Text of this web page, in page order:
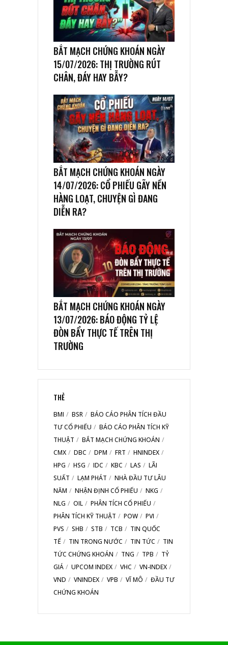
BẮT MẠCH CHỨNG KHOÁN NGÀY
15/07/2026: THỊ TRƯỜNG RÚT
CHÂN, ĐÁY HAY BẪY?
BẮT MẠCH CHỨNG KHOÁN NGÀY
14/07/2026: CỔ PHIẾU GÃY NỀN
HÀNG LOẠT, CHUYỆN GÌ ĐANG
DIỄN RA?
BẮT MẠCH CHỨNG KHOÁN NGÀY
13/07/2026: BÁO ĐỘNG TỶ LỆ
ĐÒN BẨY THỰC TẾ TRÊN THỊ
TRƯỜNG
THẺ
BMI BSR
BÁO CÁO PHÂN TÍCH ĐẦU
TƯ CỔ PHIẾU
BÁO CÁO PHÂN TÍCH KỸ
THUẬT
BẮT MẠCH CHỨNG KHOÁN
CMX
DBC DPM FRT
HNINDEX
HPG
HSG IDC KBC LAS
LÃI
SUẤT
LẠM PHÁT
NHÀ ĐẦU TƯ LÂU
NĂM
NHẬN ĐỊNH CỔ PHIẾU
NKG
NLG
OIL
PHÂN TÍCH CỔ PHIẾU
PHÂN TÍCH KỸ THUẬT
POW
PVI
PVS
SHB STB TCB
TIN QUỐC
TẾ
TIN TRONG NƯỚC TIN TỨC
TIN
TỨC CHỨNG KHOÁN
TNG TPB
TỶ
GIÁ
UPCOM INDEX VHC
VN-INDEX
VND
VNINDEX VPB VĨ MÔ
ĐẦU TƯ
CHỨNG KHOÁN